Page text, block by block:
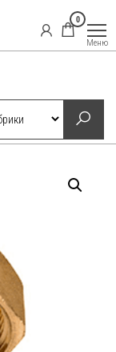
0
Меню